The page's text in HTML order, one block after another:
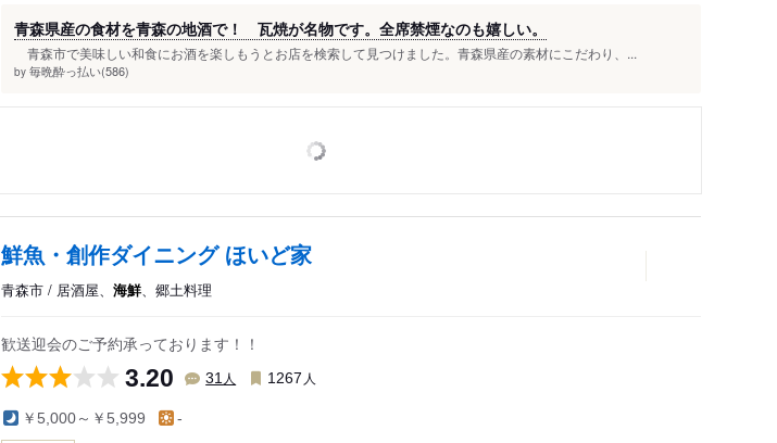
青森県産の食材を青森の地酒で！ 瓦焼が名物です。全席禁煙なのも嬉しい。
青森市で美味しい和食にお酒を楽しもうとお店を検索して見つけました。青森県産の素材にこだわり、...
by 毎晩酔っ払い(586)
鮮魚・創作ダイニング ほいど家
青森市 / 居酒屋、 海鮮、郷土料理
歓送迎会のご予約承っております！！
3.20 31 人 1267 人
￥5,000～￥5,999 -